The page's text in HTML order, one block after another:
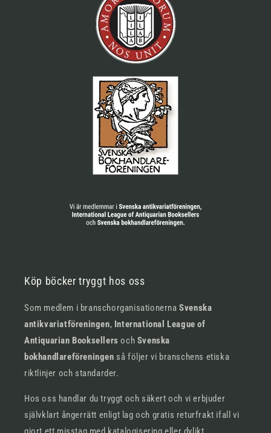
Köp böcker tryggt hos oss
Som medlem i branschorganisationernaSvenska
antikvariatföreningen, International League of
Antiquarian Booksellersoch Svenska
bokhandlareföreningen så följer vi branschens etiska
riktlinjer och standarder.
Hos oss handlar du tryggt och säkert och vi erbjuder
självklart ångerrätt enligt lag och gratis returfrakt ifall vi